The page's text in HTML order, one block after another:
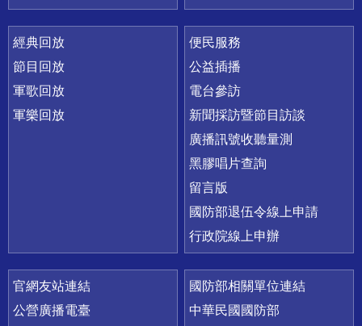
經典回放
節目回放
軍歌回放
軍樂回放
便民服務
公益插播
電台參訪
新聞採訪暨節目訪談
廣播訊號收聽量測
黑膠唱片查詢
留言版
國防部退伍令線上申請
行政院線上申辦
官網友站連結
公營廣播電臺
國防部相關單位連結
中華民國國防部